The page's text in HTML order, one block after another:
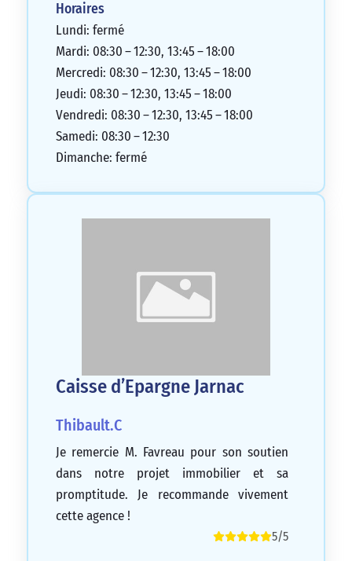
Horaires
Lundi: fermé
Mardi: 08:30 – 12:30, 13:45 – 18:00
Mercredi: 08:30 – 12:30, 13:45 – 18:00
Jeudi: 08:30 – 12:30, 13:45 – 18:00
Vendredi: 08:30 – 12:30, 13:45 – 18:00
Samedi: 08:30 – 12:30
Dimanche: fermé
Caisse d’Epargne Jarnac
Thibault.C
Je remercie M. Favreau pour son soutien
dans notre projet immobilier et sa
promptitude. Je recommande vivement
cette agence !
5/5